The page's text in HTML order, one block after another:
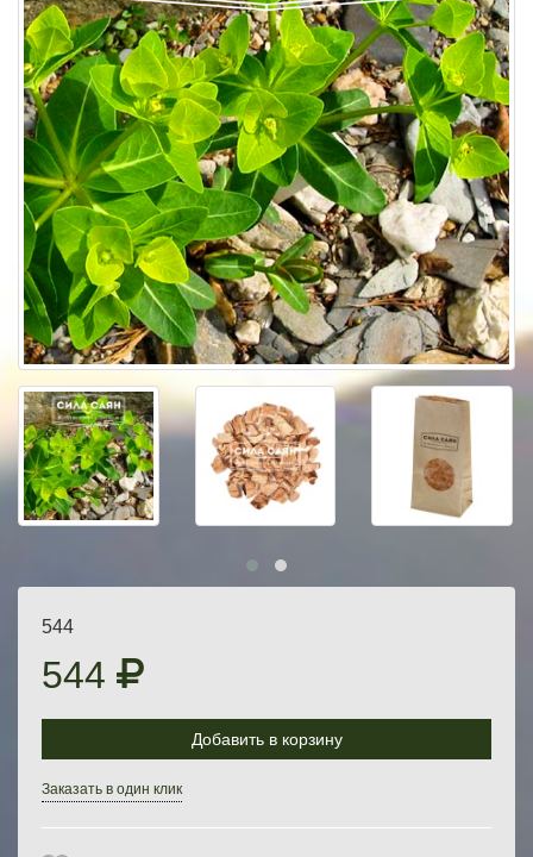
544
544
Выберите количество:
Добавить в корзину
Заказать в один клик